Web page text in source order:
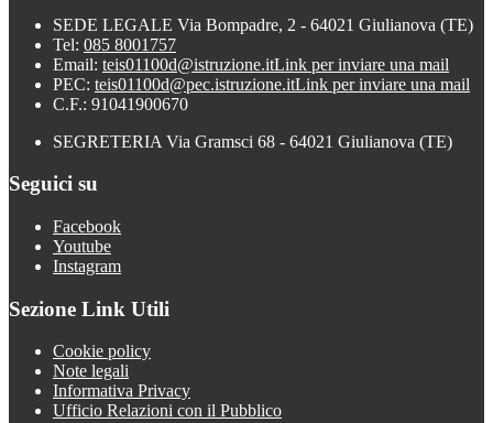
SEDE LEGALE Via Bompadre, 2 - 64021 Giulianova (TE)
Tel: 085 8001757
Email: teis01100d@istruzione.itLink per inviare una mail
PEC: teis01100d@pec.istruzione.itLink per inviare una mail
C.F.: 91041900670
SEGRETERIA Via Gramsci 68 - 64021 Giulianova (TE)
Seguici su
Facebook
Youtube
Instagram
Sezione Link Utili
Cookie policy
Note legali
Informativa Privacy
Ufficio Relazioni con il Pubblico